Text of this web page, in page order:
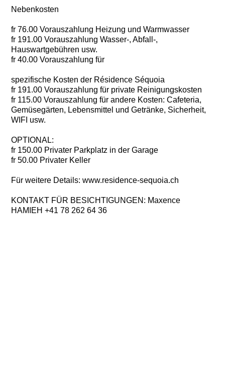
Nebenkosten
fr 76.00 Vorauszahlung Heizung und Warmwasser
fr 191.00 Vorauszahlung Wasser-, Abfall-,
Hauswartgebühren usw.
fr 40.00 Vorauszahlung für
spezifische Kosten der Résidence Séquoia
fr 191.00 Vorauszahlung für private Reinigungskosten
fr 115.00 Vorauszahlung für andere Kosten: Cafeteria,
Gemüsegärten, Lebensmittel und Getränke, Sicherheit,
WIFI usw.
OPTIONAL:
fr 150.00 Privater Parkplatz in der Garage
fr 50.00 Privater Keller
Für weitere Details: www.residence-sequoia.ch
KONTAKT FÜR BESICHTIGUNGEN: Maxence
HAMIEH +41 78 262 64 36